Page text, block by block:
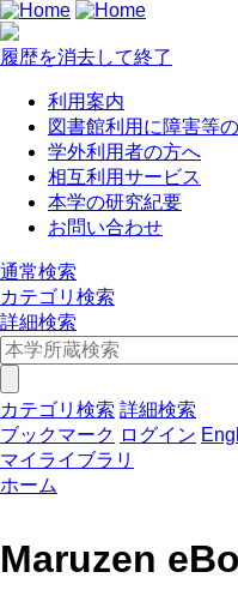
履歴を消去して終了
利用案内
図書館利用に障害等
学外利用者の方へ
相互利用サービス
本学の研究紀要
お問い合わせ
通常検索
カテゴリ検索
詳細検索
カテゴリ検索 詳細検索
ブックマーク ログイン
マイライブラリ
ホーム
Maruzen